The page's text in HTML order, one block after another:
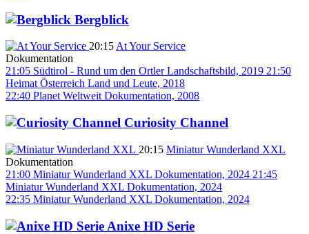
Bergblick
20:15At Your Service
Dokumentation
21:05 Südtirol - Rund um den Ortler Landschaftsbild, 2019 21:50
Heimat Österreich Land und Leute, 2018
22:40 Planet Weltweit Dokumentation, 2008
Curiosity Channel
20:15 Miniatur Wunderland XXL
Dokumentation
21:00 Miniatur Wunderland XXL Dokumentation, 2024 21:45
Miniatur Wunderland XXL Dokumentation, 2024
22:35 Miniatur Wunderland XXL Dokumentation, 2024
Anixe HD Serie